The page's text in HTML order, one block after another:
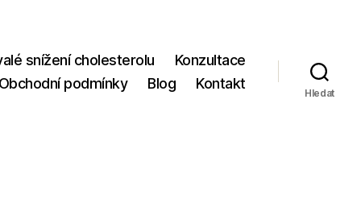
snížení cholesterolu
Konzultace
podmínky
Blog Kontakt
Hledat